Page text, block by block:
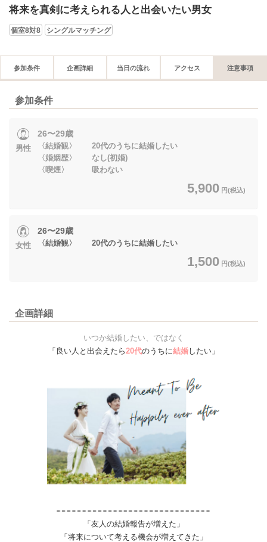
将来を真剣に考えられる人と出会いたい男女
個室8対8 シングルマッチング
参加条件 企画詳細 当日の流れ アクセス 注意事項
参加条件
男性
26〜29歳
〈結婚観〉 20代のうちに結婚したい
〈婚姻歴〉 なし(初婚)
〈喫煙〉 吸わない
5,900 円(税込)
女性
26〜29歳
〈結婚観〉 20代のうちに結婚したい
1,500 円(税込)
企画詳細
いつか結婚したい、ではなく
「良い人と出会えたら20代のうちに結婚したい」
「友人の結婚報告が増えた」
「将来について考える機会が増えてきた」